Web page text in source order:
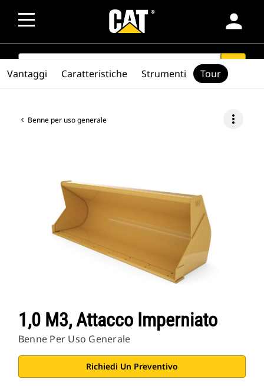
person
SEARCH search
Benne per uso generale more_vert
1,0 M3, Attacco Imperniato
Benne Per Uso Generale
Richiedi Un Preventivo
Vantaggi Caratteristiche Strumenti Tour